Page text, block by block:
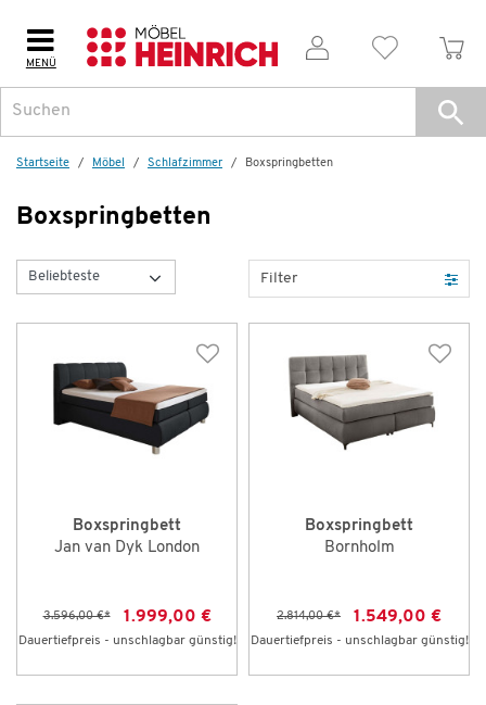
MENÜ
Startseite Möbel Schlafzimmer Boxspring­betten
Boxspring­betten
Filter
Boxspringbett
Jan van Dyk London
3.596,00 €* 1.999,00 €
Dauertiefpreis - unschlagbar günstig!
Boxspringbett
Bornholm
2.814,00 €* 1.549,00 €
Dauertiefpreis - unschlagbar günstig!